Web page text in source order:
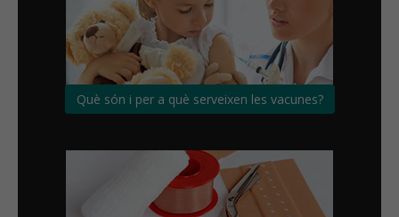
Què són i per a què serveixen les vacunes?